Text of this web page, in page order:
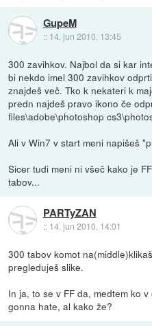
GupeM
:: 14. jun 2010, 13:45
300 zavihkov. Najbol da si kar
bi nekdo imel 300 zavihkov
znajdeš več. Tko k nekateri k
predn najdeš pravo ikono če
files\adobe\photoshop
Ali v Win7 v start meni napišeš
Sicer tudi meni ni všeč kako je
tabov...
PARTyZAN
:: 14. jun 2010, 14:01
300 tabov komot
pregleduješ slike.
In ja, to se v FF da, medtem ko
gonna hate, al kako že?